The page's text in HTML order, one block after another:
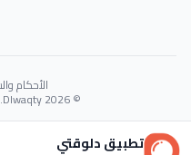
الأحكام
© 2026 Dlwaqty. جميع الحقوق محفوظة.
GAIT
تطبيق دلوقتي